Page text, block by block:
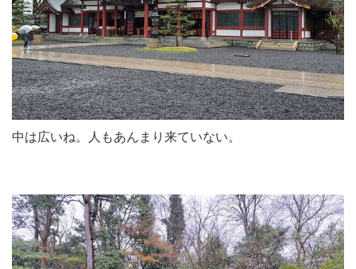
中は広いね。人もあんまり来ていない。